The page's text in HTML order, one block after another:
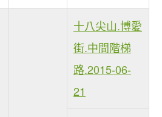
十八尖山.博愛
街.中間階梯
路.2015-06-
21